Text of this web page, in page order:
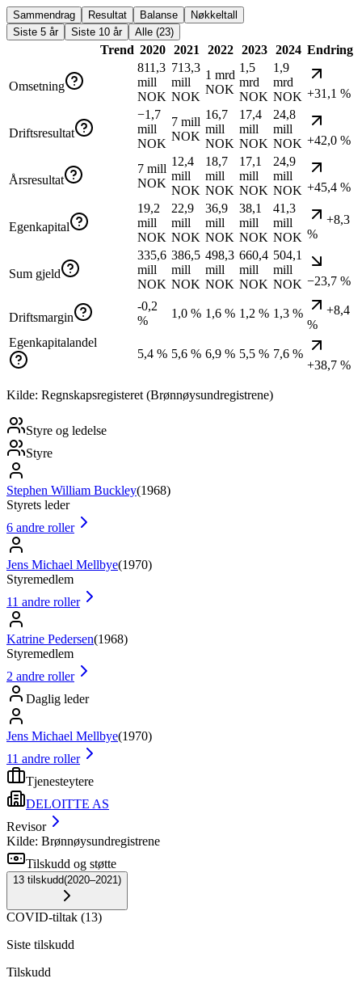
Sammendrag Resultat Balanse
Nøkkeltall
Siste 5 år
Siste 10 år Alle (23)
Trend 2020 2021 2022 2023 2024 Endring
Omsetning
811,3
mill
NOK
713,3
mill
NOK
1 mrd
NOK
1,5
mrd
NOK
1,9
mrd
NOK +31,1 %
Driftsresultat
−1,7
mill
NOK
7 mill
NOK
16,7
mill
NOK
17,4
mill
NOK
24,8
mill
NOK +42,0 %
Årsresultat
7 mill
NOK
12,4
mill
NOK
18,7
mill
NOK
17,1
mill
NOK
24,9
mill
NOK +45,4 %
Egenkapital
19,2
mill
NOK
22,9
mill
NOK
36,9
mill
NOK
38,1
mill
NOK
41,3
mill
NOK
+8,3
%
Sum gjeld
335,6
mill
NOK
386,5
mill
NOK
498,3
mill
NOK
660,4
mill
NOK
504,1
mill
NOK −23,7 %
Driftsmargin
-0,2
%
1,0 % 1,6 % 1,2 % 1,3 %
+8,4
%
Egenkapitalandel
5,4 % 5,6 % 6,9 % 5,5 % 7,6 %
+38,7 %
Kilde: Regnskapsregisteret (Brønnøysundregistrene)
Styre og ledelse
Styre
Stephen William Buckley(1968)
Styrets leder
6 andre roller
Jens Michael Mellbye(1970)
Styremedlem
11 andre roller
Katrine Pedersen(1968)
Styremedlem
2 andre roller
Daglig leder
Jens Michael Mellbye(1970)
11 andre roller
Tjenesteytere
DELOITTE AS
Revisor
Kilde: Brønnøysundregistrene
Tilskudd og støtte
13 tilskudd(2020–2021)
COVID-tiltak (13)
Siste tilskudd
Tilskudd